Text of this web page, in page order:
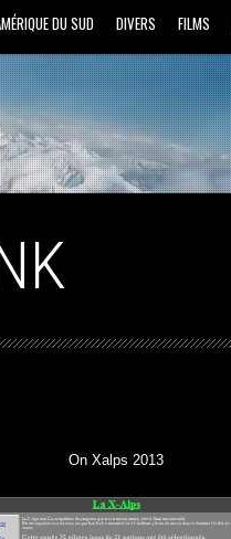
DU SUD DIVERS FILMS
On Xalps 2013